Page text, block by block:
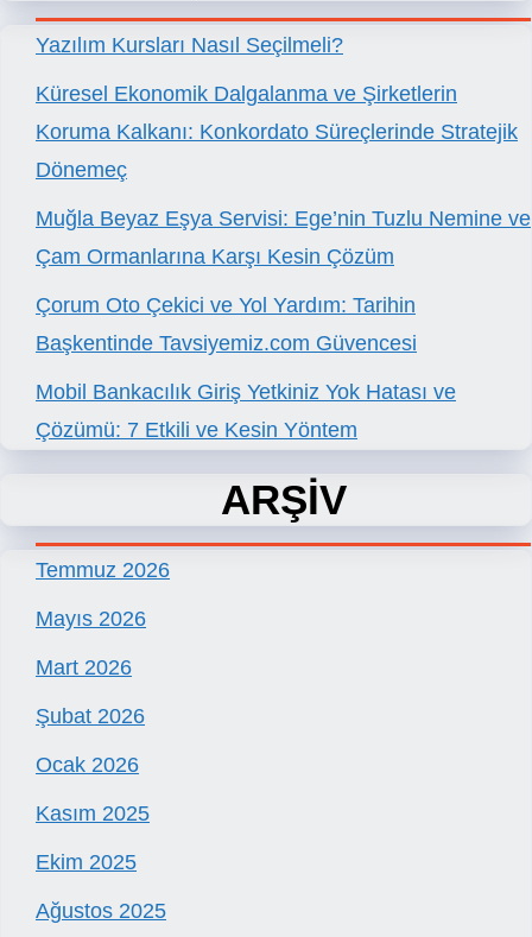
Yazılım Kursları Nasıl Seçilmeli?
Küresel Ekonomik Dalgalanma ve Şirketlerin
Koruma Kalkanı: Konkordato Süreçlerinde Stratejik
Dönemeç
Muğla Beyaz Eşya Servisi: Ege’nin Tuzlu Nemine ve
Çam Ormanlarına Karşı Kesin Çözüm
Çorum Oto Çekici ve Yol Yardım: Tarihin
Başkentinde Tavsiyemiz.com Güvencesi
Mobil Bankacılık Giriş Yetkiniz Yok Hatası ve
Çözümü: 7 Etkili ve Kesin Yöntem
ARŞİV
Temmuz 2026
Mayıs 2026
Mart 2026
Şubat 2026
Ocak 2026
Kasım 2025
Ekim 2025
Ağustos 2025